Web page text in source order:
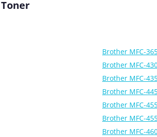
Brother MFC-
Brother MFC-
Brother MFC-
Brother MFC-
Brother MFC-
Brother MFC-
Brother MFC-